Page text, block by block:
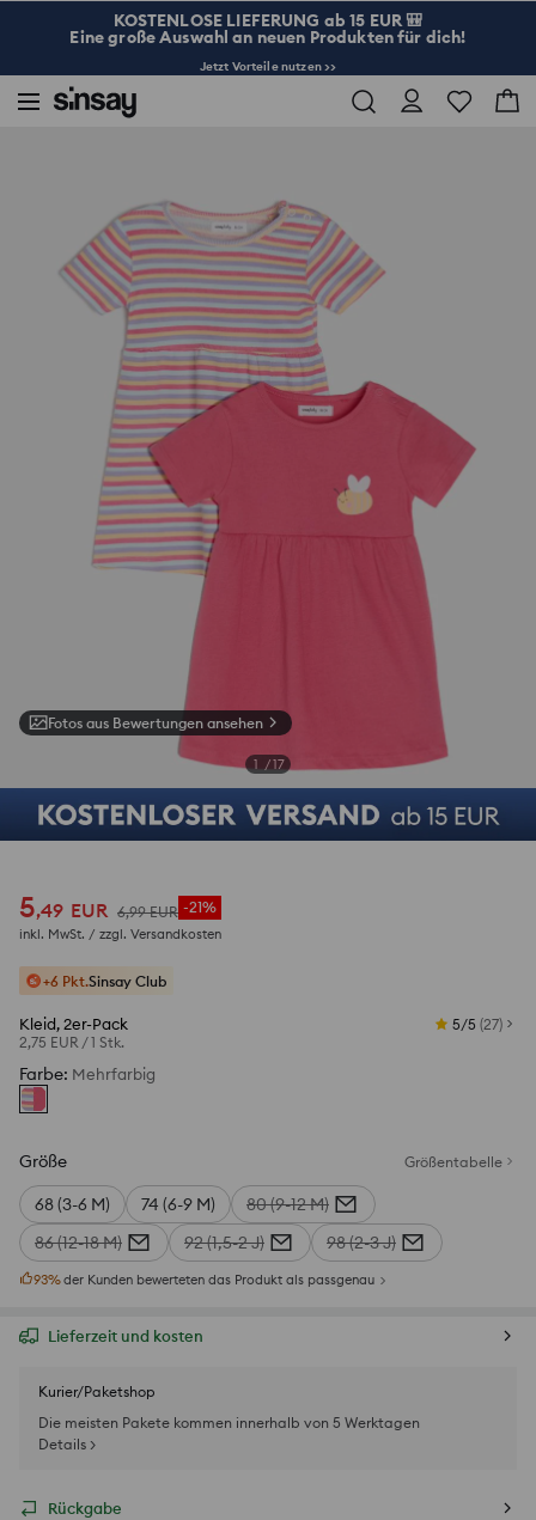
KOSTENLOSE LIEFERUNG ab 15 EUR 🎒
Eine große Auswahl an neuen Produkten für dich!
Jetzt Vorteile nutzen >>
Fotos aus Bewertungen ansehen
1 /17
5,49 EUR 6,99 EUR -21%
inkl. MwSt. / zzgl. Versandkosten
+6 Pkt.Sinsay Club
Kleid, 2er-Pack
2,75 EUR /1 Stk.
5/5 (27)
Farbe: Mehrfarbig
Größe Größentabelle
68 (3-6 M) 74 (6-9 M)
80 (9-12 M)
86 (12-18 M)
92 (1,5-2 J) 98 (2-3 J)
93%der Kunden bewerteten das Produkt als passgenau
Lieferzeit und kosten
Kurier/Paketshop
Die meisten Pakete kommen innerhalb von 5 Werktagen
Details >
Rückgabe